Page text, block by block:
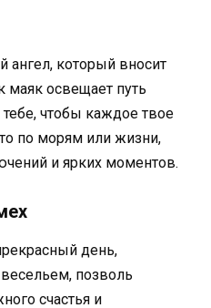
который вносит
маяк освещает путь
чтобы каждое твое
по морям или жизни,
и ярких моментов.
день,
позволь
счастья и